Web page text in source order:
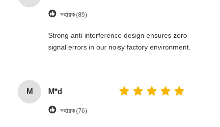
সহায়ক (89)
Strong anti-interference design ensures zero
signal errors in our noisy factory environment.
M M*d
সহায়ক (76)